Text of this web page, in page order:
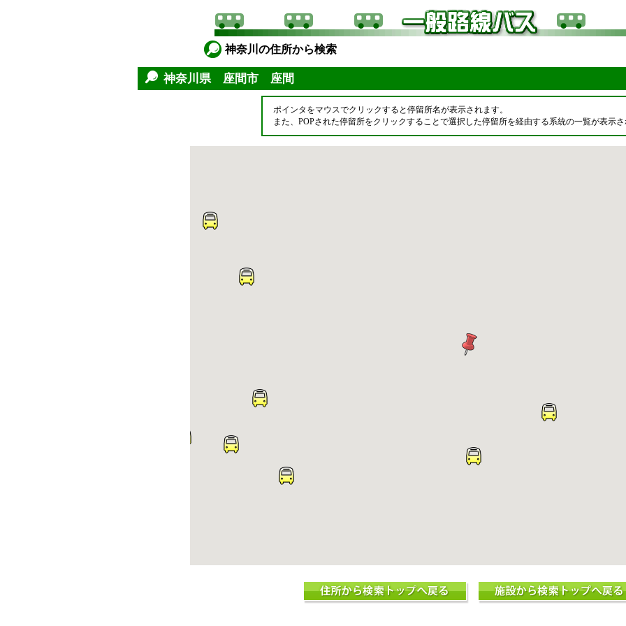
神奈川の住所から検索
神奈川県 座間市 座間
ポインタをマウスでクリックすると停留所名が表示されます。
また、POPされた停留所をクリックすることで選択した停留所を経由する系統の一覧が表示